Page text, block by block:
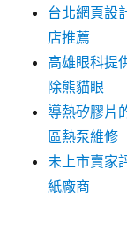
台北網頁設
店推薦
高雄眼科提
除熊貓眼
導熱矽膠片
區熱泵維修
未上市賣家
紙廠商